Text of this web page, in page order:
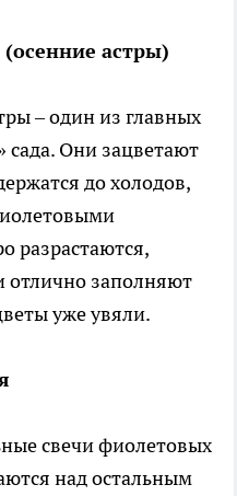
астры)
– один из главных
сада. Они зацветают
до холодов,
разрастаются,
отлично заполняют
уже увяли.
свечи фиолетовых
над остальным